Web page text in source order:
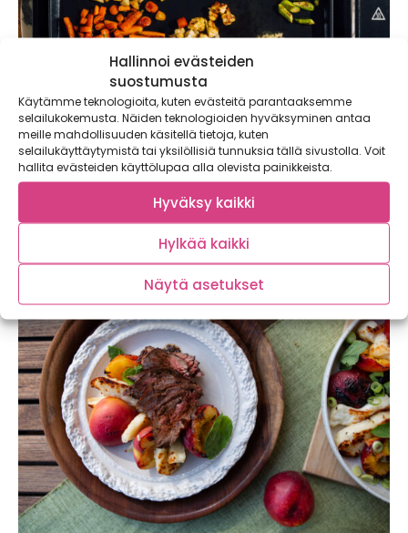
Hallinnoi evästeiden
suostumusta
Käytämme teknologioita, kuten evästeitä parantaaksemme
selailukokemusta. Näiden teknologioiden hyväksyminen antaa
meille mahdollisuuden käsitellä tietoja, kuten
selailukäyttäytymistä tai yksilöllisiä tunnuksia tällä sivustolla. Voit
hallita evästeiden käyttölupaa alla olevista painikkeista.
Hyväksy kaikki
Hylkää kaikki
Näytä asetukset
Weberin uusi Premium-paistoparila kokkaa
herkut koko köörille ja kulkee mukana mökille
Tehokas, tarttumaton ja kuljetettava – uusi Weber Slate GP
56 cm Premium-parila (599...